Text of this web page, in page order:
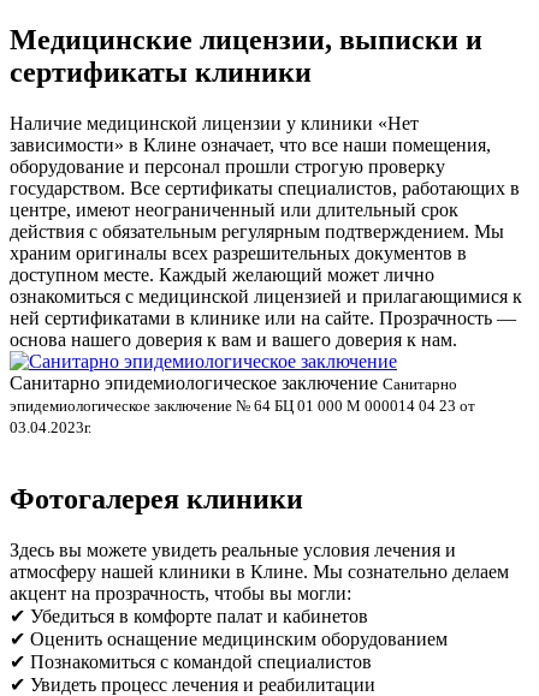
Медицинские лицензии, выписки и
сертификаты клиники
Наличие медицинской лицензии у клиники «Нет
зависимости» в Клине означает, что все наши помещения,
оборудование и персонал прошли строгую проверку
государством. Все сертификаты специалистов, работающих в
центре, имеют неограниченный или длительный срок
действия с обязательным регулярным подтверждением. Мы
храним оригиналы всех разрешительных документов в
доступном месте. Каждый желающий может лично
ознакомиться с медицинской лицензией и прилагающимися к
ней сертификатами в клинике или на сайте. Прозрачность —
основа нашего доверия к вам и вашего доверия к нам.
Санитарно эпидемиологическое заключение Санитарно
эпидемиологическое заключение № 64 БЦ 01 000 М 000014 04 23 от
03.04.2023г.
Фотогалерея клиники
Здесь вы можете увидеть реальные условия лечения и
атмосферу нашей клиники в Клине. Мы сознательно делаем
акцент на прозрачность, чтобы вы могли:
✔ Убедиться в комфорте палат и кабинетов
✔ Оценить оснащение медицинским оборудованием
✔ Познакомиться с командой специалистов
✔ Увидеть процесс лечения и реабилитации